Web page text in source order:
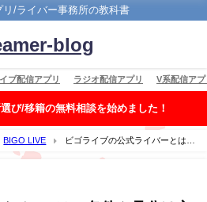
リ/ライバー事務所の教科書
blog
ブ配信アプリ ラジオ配信アプリ V系配信アプ
び/移籍の無料相談を始めました！
BIGO LIVE
ビゴライブの公式ライバーとは？